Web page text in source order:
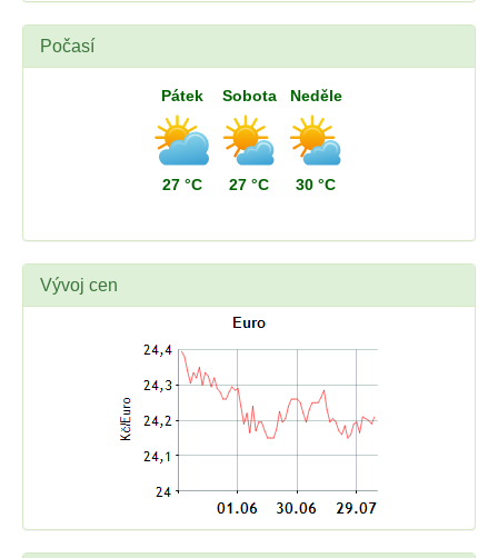
Počasí
Pátek
27 °C
Sobota
27 °C
Neděle
30 °C
Vývoj cen